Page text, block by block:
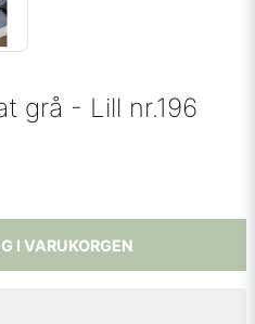
grå - Lill nr.196
I VARUKORGEN